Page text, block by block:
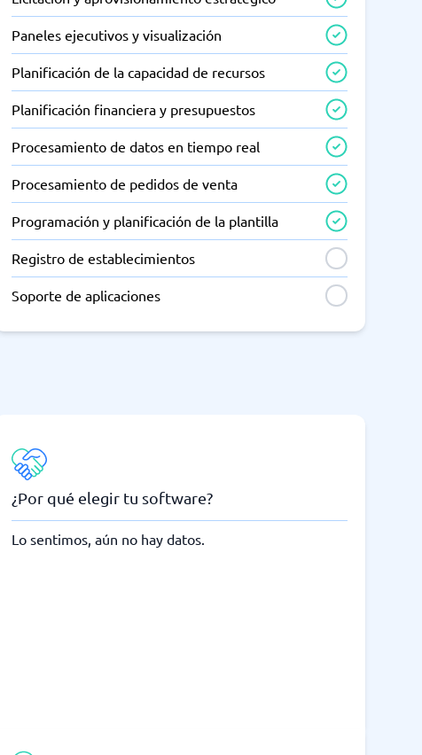
Paneles ejecutivos y visualización
Planificación de la capacidad de recursos
Planificación financiera y presupuestos
Procesamiento de datos en tiempo real
Procesamiento de pedidos de venta
Programación y planificación de la plantilla
Registro de establecimientos
Soporte de aplicaciones
¿Por qué elegir tu software?
Lo sentimos, aún no hay datos.